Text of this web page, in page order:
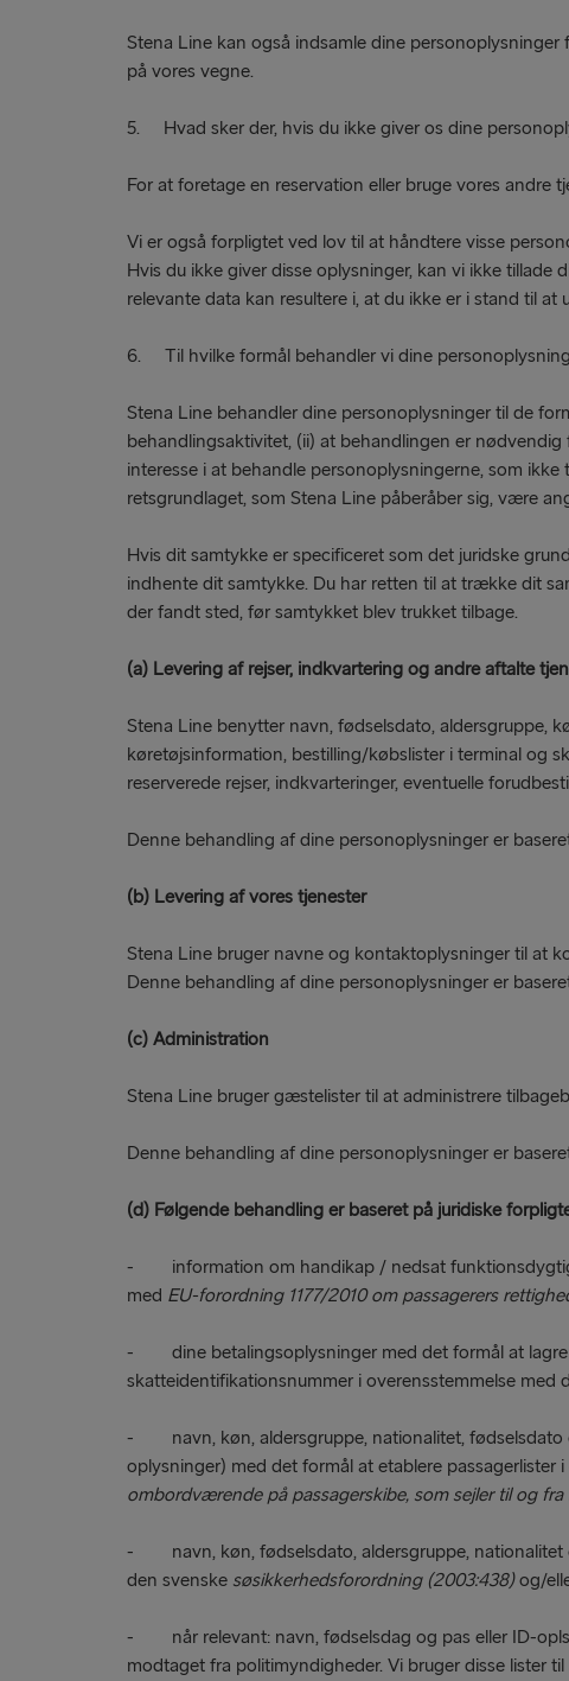
Stena Line kan også indsamle dine
på vores vegne.
5. Hvad sker der, hvis du ikke giver os dine
For at foretage en reservation eller bruge vores andre
Vi er også forpligtet ved lov til at håndtere visse
Hvis du ikke giver disse oplysninger, kan vi ikke
relevante data kan resultere i, at du ikke er i stand til
6. Til hvilke formål behandler vi dine
Stena Line behandler dine personoplysninger til de
behandlingsaktivitet, (ii) at behandlingen er
interesse i at behandle personoplysningerne, som
retsgrundlaget, som Stena Line påberåber sig, være
Hvis dit samtykke er specificeret som det juridske
indhente dit samtykke. Du har retten til at trække dit
der fandt sted, før samtykket blev trukket tilbage.
(a) Levering af rejser, indkvartering og andre aftalte
Stena Line benytter navn, fødselsdato, aldersgruppe,
køretøjsinformation, bestilling/købslister i terminal og
reserverede rejser, indkvarteringer, eventuelle
Denne behandling af dine personoplysninger er
(b) Levering af vores tjenester
Stena Line bruger navne og kontaktoplysninger til at
Denne behandling af dine personoplysninger er
(c) Administration
Stena Line bruger gæstelister til at administrere
Denne behandling af dine personoplysninger er
(d) Følgende behandling er baseret på juridiske
- information om handikap / nedsat
med EU-forordning 1177/2010 om passagerers
- dine betalingsoplysninger med det formål at lagre
skatteidentifikationsnummer i overensstemmelse med
- navn, køn, aldersgruppe, nationalitet, fødselsdato
oplysninger) med det formål at etablere passagerlister
ombordværende på passagerskibe, som sejler til og
- navn, køn, fødselsdato, aldersgruppe, nationalitet
den svenske søsikkerhedsforordning (2003:438)og/
- når relevant: navn, fødselsdag og pas eller ID-
modtaget fra politimyndigheder. Vi bruger disse lister